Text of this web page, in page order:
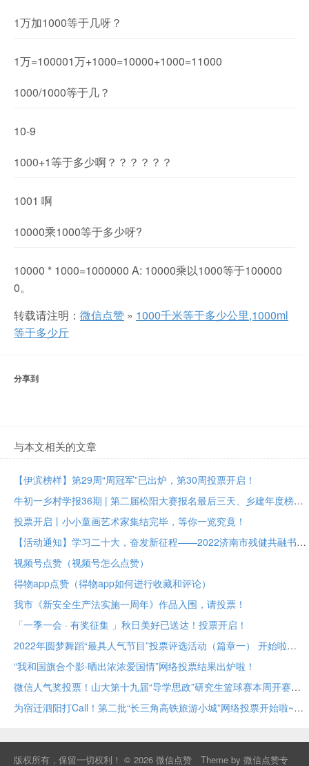
1万加1000等于几呀？
1万=100001万+1000=10000+1000=11000
1000/1000等于几？
10-9
1000+1等于多少啊？？？？？？
1001 啊
10000乘1000等于多少呀?
10000 * 1000=1000000 A: 10000乘以1000等于100000
0。
转载请注明： 微信点赞 » 1000千米等于多少公里,1000ml
等于多少斤
分享到
与本文相关的文章
【伊滨榜样】第29周“周冠军”已出炉，第30周投票开启！
牛初一乡村学报36期 | 第二届松阳大赛报名最后三天、乡建年度榜样大众投票进行中
投票开启丨小小童画艺术家集结完毕，等你一览究竟！
【活动通知】学习二十大，奋发新征程——2022济南市残健共融书法美术作品展投票评选
视频号点赞（视频号怎么点赞）
得物app点赞（得物app如何进行收藏和评论）
我市《新安全生产法实施一周年》作品入围，请投票！
「一季一会 · 有奖征集 」秋日美好已送达！投票开启！
2022年圆梦舞蹈“最具人气节目”投票评选活动（篇章一） 开始啦
“我和国旗合个影·晒出浓浓爱国情”网络投票结果出炉啦！
微信人气奖投票！山大第十九届“导学思政”研究生篮球赛本周开赛！
为宿迁泗阳打Call！第二批“长三角高铁旅游小城”网络投票开始啦~
版权所有，保留一切权利！ © 2026 微信点赞 Theme by 微信点赞专